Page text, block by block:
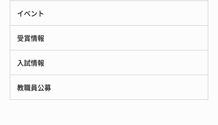
イベント
受賞情報
入試情報
教職員公募